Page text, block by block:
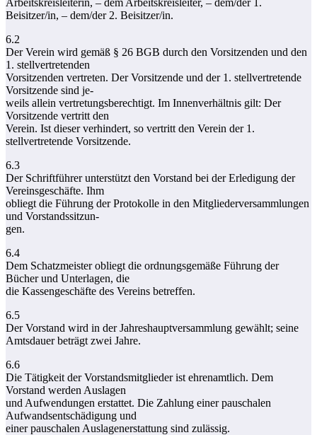
Arbeitskreisleiterin, – dem Arbeitskreisleiter, – dem/der 1.
Beisitzer/in, – dem/der 2. Beisitzer/in.
6.2
Der Verein wird gemäß § 26 BGB durch den Vorsitzenden und den
1. stellvertretenden
Vorsitzenden vertreten. Der Vorsitzende und der 1. stellvertretende
Vorsitzende sind je-
weils allein vertretungsberechtigt. Im Innenverhältnis gilt: Der
Vorsitzende vertritt den
Verein. Ist dieser verhindert, so vertritt den Verein der 1.
stellvertretende Vorsitzende.
6.3
Der Schriftführer unterstützt den Vorstand bei der Erledigung der
Vereinsgeschäfte. Ihm
obliegt die Führung der Protokolle in den Mitgliederversammlungen
und Vorstandssitzun-
gen.
6.4
Dem Schatzmeister obliegt die ordnungsgemäße Führung der
Bücher und Unterlagen, die
die Kassengeschäfte des Vereins betreffen.
6.5
Der Vorstand wird in der Jahreshauptversammlung gewählt; seine
Amtsdauer beträgt zwei Jahre.
6.6
Die Tätigkeit der Vorstandsmitglieder ist ehrenamtlich. Dem
Vorstand werden Auslagen
und Aufwendungen erstattet. Die Zahlung einer pauschalen
Aufwandsentschädigung und
einer pauschalen Auslagenerstattung sind zulässig.